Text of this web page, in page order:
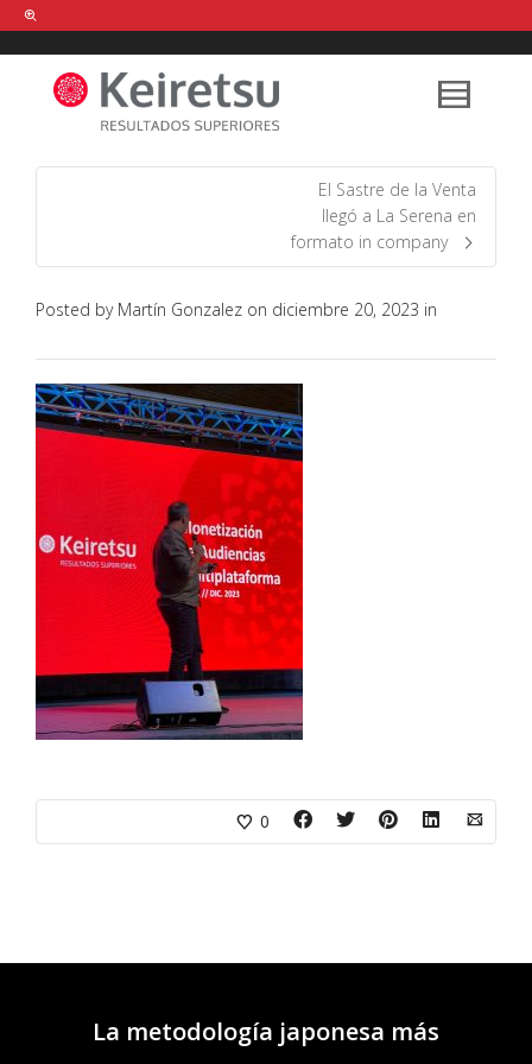
Help me Dante! I'm looking for new
shirts in a size medium
that cost
between £ . Show me all the
items, from the brandour legacy.
El Sastre de la Venta
llegó a La Serena en
formato in company
Posted by Martín Gonzalez on diciembre 20, 2023 in
0
La metodología japonesa más